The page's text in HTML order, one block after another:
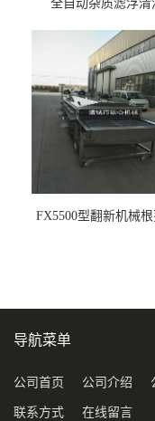
全自动杂质滤浮清
FX5500型翻新机械
导航菜单
公司首页 公司介绍
联系方式 在线留言